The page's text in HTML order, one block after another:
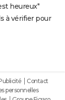
heureux"
à vérifier pour
Contact
personnelles